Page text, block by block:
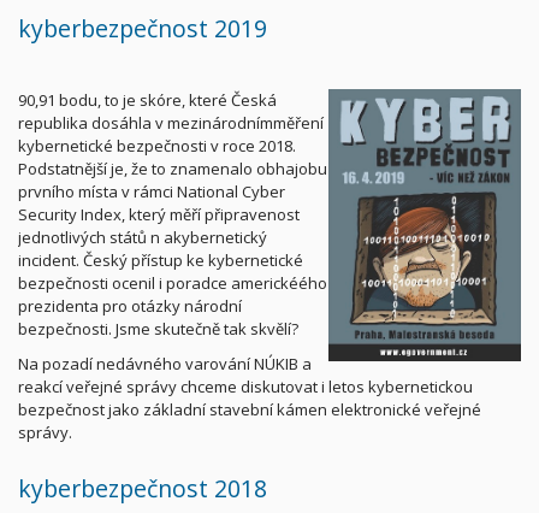
kyberbezpečnost 2019
90,91 bodu, to je skóre, které Česká
republika dosáhla v mezinárodnímměření
kybernetické bezpečnosti v roce 2018.
Podstatnější je, že to znamenalo obhajobu
prvního místa v rámci National Cyber
Security Index, který měří připravenost
jednotlivých států n akybernetický
incident. Český přístup ke kybernetické
bezpečnosti ocenil i poradce americkéého
prezidenta pro otázky národní
bezpečnosti. Jsme skutečně tak skvělí?
Na pozadí nedávného varování NÚKIB a
reakcí veřejné správy chceme diskutovat i letos kybernetickou
bezpečnost jako základní stavební kámen elektronické veřejné
správy.
kyberbezpečnost 2018